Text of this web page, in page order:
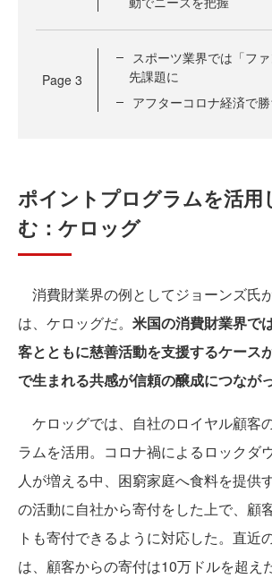
Page 3
スポーツ業界では「フ
先課題に
アフターコロナ経済で
ポイントプログラムを活用
む：ケロッグ
消費財業界の例としてジョーンズ氏
は、ケロッグだ。 米国の消費財業界で
客とともに慈善活動を支援するケース
で生まれる共感が信頼の醸成につなが
ケロッグでは、自社のロイヤル顧客
ラムを活用。コロナ禍によるロックダ
人が増える中、困窮家庭へ食料を提供
の活動に自社から寄付をした上で、顧
トも寄付できるように対応した。直近
は、顧客からの寄付は10万ドルを超え